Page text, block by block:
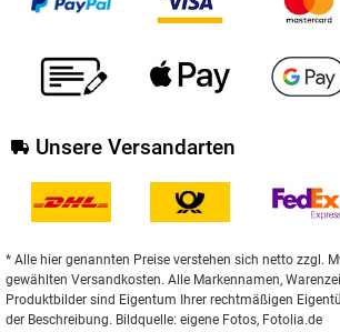
Unsere Versandarten
* Alle hier genannten Preise verstehen sich netto zzgl.
gewählten Versandkosten. Alle Markennamen,
Produktbilder sind Eigentum Ihrer rechtmäßigen
der Beschreibung. Bildquelle: eigene Fotos, Fotolia.de